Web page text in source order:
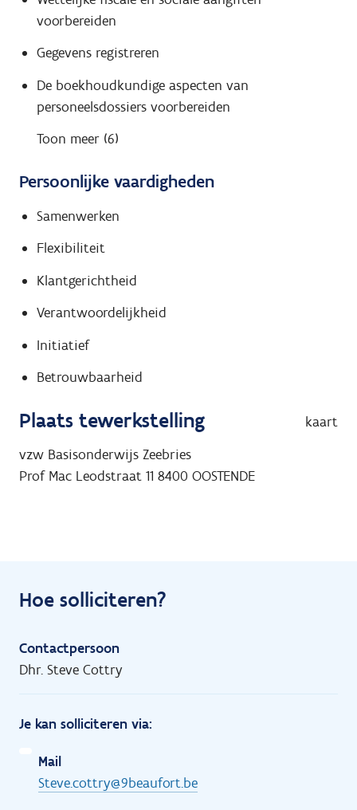
voorbereiden
Gegevens registreren
De boekhoudkundige aspecten van
personeelsdossiers voorbereiden
Toon meer (6)
Persoonlijke vaardigheden
Samenwerken
Flexibiliteit
Klantgerichtheid
Verantwoordelijkheid
Initiatief
Betrouwbaarheid
Plaats tewerkstelling
kaart
vzw Basisonderwijs Zeebries
Prof Mac Leodstraat 11 8400 OOSTENDE
Hoe solliciteren?
Contactpersoon
Dhr. Steve Cottry
Je kan solliciteren via:
Mail
Steve.cottry@9beaufort.be